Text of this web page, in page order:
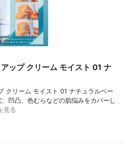
ップ クリーム モイスト 01 ナ
クリーム モイスト 01 ナチュラルベー
凹凸、色むらなどの肌悩みをカバーし
見る